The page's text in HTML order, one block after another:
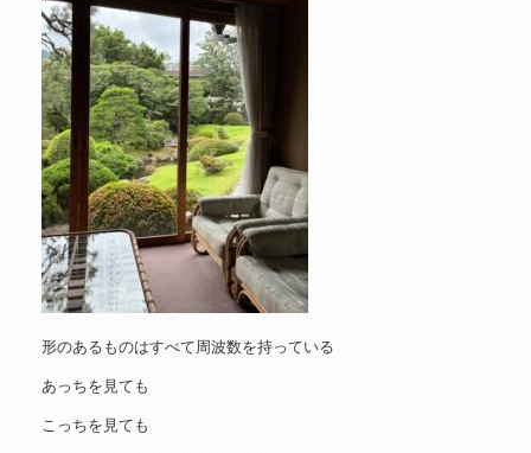
形のあるものはすべて周波数を持っている
あっちを見ても
こっちを見ても